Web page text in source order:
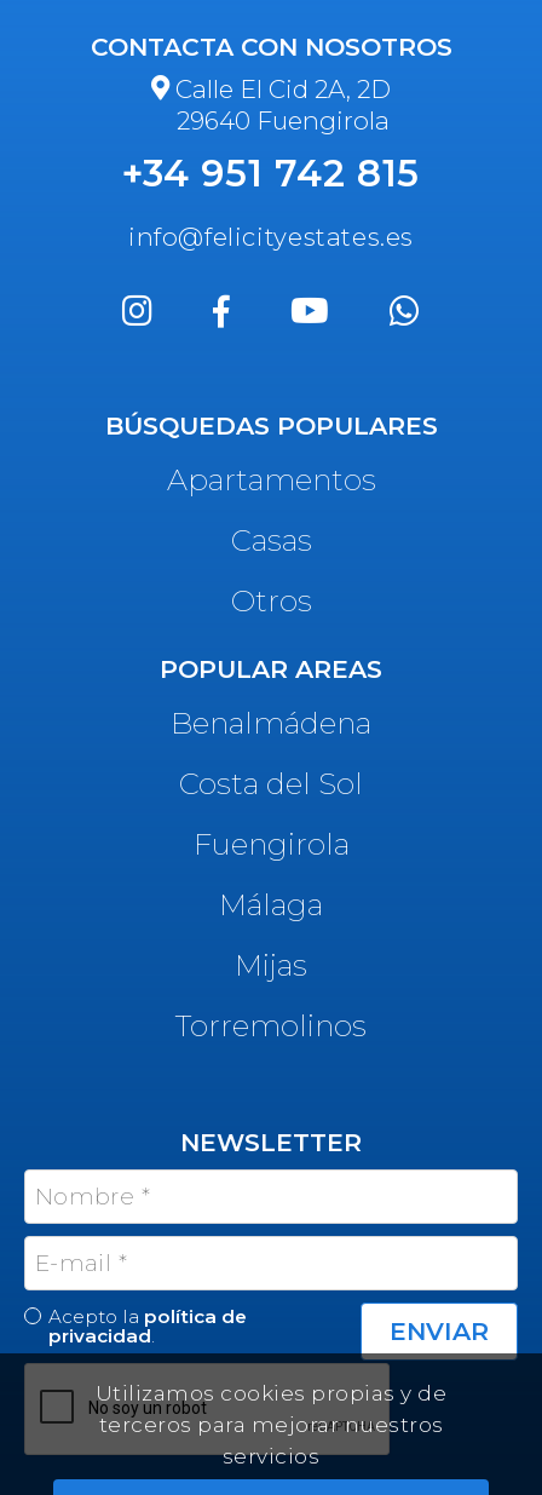
CONTACTA CON NOSOTROS
Calle El Cid 2A, 2D
29640 Fuengirola
+34 951 742 815
info@felicityestates.es
BÚSQUEDAS POPULARES
Apartamentos
Casas
Otros
POPULAR AREAS
Benalmádena
Costa del Sol
Fuengirola
Málaga
Mijas
Torremolinos
NEWSLETTER
Acepto la política de
privacidad
Utilizamos cookies propias y de
terceros para mejorar nuestros
servicios